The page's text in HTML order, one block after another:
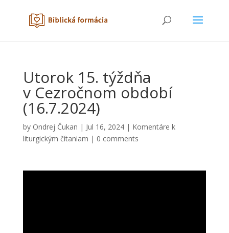
Utorok 15. týždňa
v Cezročnom období
(16.7.2024)
by Ondrej Čukan | Jul 16, 2024| Komentáre k
liturgickým čítaniam | 0 comments